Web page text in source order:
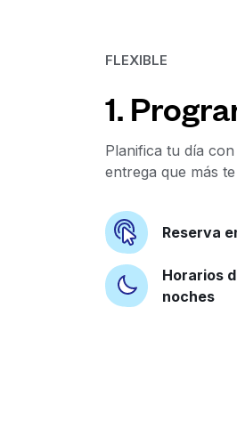
FLEXIBLE
1.
Planifica tu día
entrega que más
Reserva
Horarios
noches